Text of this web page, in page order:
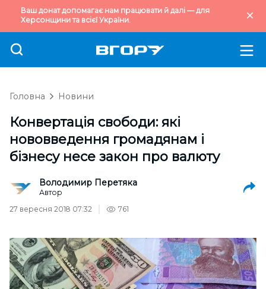
Ваш донат допомагає нам працювати й далі — для
Херсонщини та всієї України.
Головна Новини
Конвертація свободи: які
нововведення громадянам і
бізнесу несе закон про валюту
Володимир Перетяка
Автор
27 вересня 2018 07:32
761